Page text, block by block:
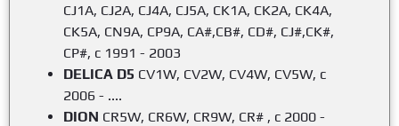
CJ1A, CJ2A, CJ4A, CJ5A, CK1A, CK2A, CK4A,
CK5A, CN9A, CP9A, CA#,CB#, CD#, CJ#,CK#,
CP#, с 1991 - 2003
DELICA D5 CV1W, CV2W, CV4W, CV5W, с
2006 - ....
DION CR5W, CR6W, CR9W, CR# , с 2000 -